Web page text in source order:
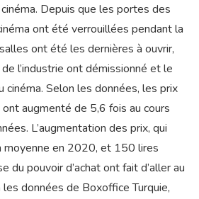
Depuis que les portes des
ont été verrouillées pendant la
ont été les dernières à ouvrir,
l’industrie ont démissionné et le
cinéma. Selon les données, les prix
augmenté de 5,6 fois au cours
L’augmentation des prix, qui
en 2020, et 150 lires
du pouvoir d’achat ont fait d’aller au
les données de Boxoffice Turquie,